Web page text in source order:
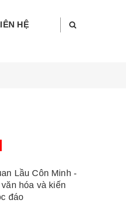
HỆ
Lầu Côn Minh -
hóa và kiến
đáo